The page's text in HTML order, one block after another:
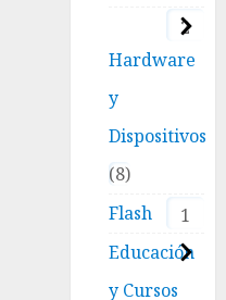
2
Hardware
y
Dispositivos
8
Flash
1
Educación
y Cursos